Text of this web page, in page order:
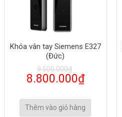
Khóa vân tay Siemens E327
(Đức)
9.500.000₫
8.800.000₫
Thêm vào giỏ hàng